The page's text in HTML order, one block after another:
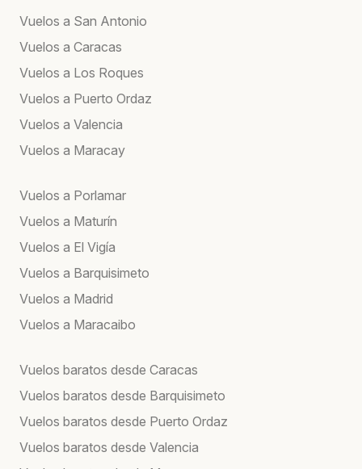
Vuelos a San Antonio
Vuelos a Caracas
Vuelos a Los Roques
Vuelos a Puerto Ordaz
Vuelos a Valencia
Vuelos a Maracay
Vuelos a Porlamar
Vuelos a Maturín
Vuelos a El Vigía
Vuelos a Barquisimeto
Vuelos a Madrid
Vuelos a Maracaibo
Vuelos baratos desde Caracas
Vuelos baratos desde Barquisimeto
Vuelos baratos desde Puerto Ordaz
Vuelos baratos desde Valencia